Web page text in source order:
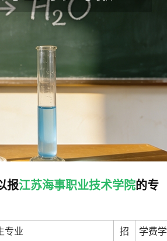
报江苏海事职业技术学院的专
专业
招
学费学